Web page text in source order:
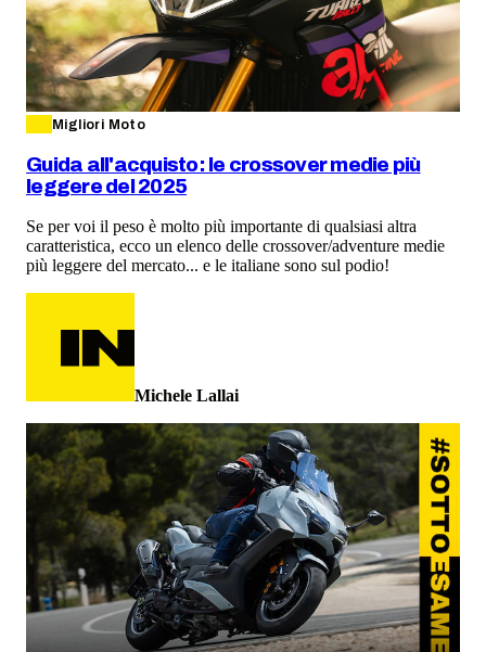
Migliori Moto
Guida all'acquisto: le crossover medie più
leggere del 2025
Se per voi il peso è molto più importante di qualsiasi altra
caratteristica, ecco un elenco delle crossover/adventure medie
più leggere del mercato... e le italiane sono sul podio!
Michele Lallai